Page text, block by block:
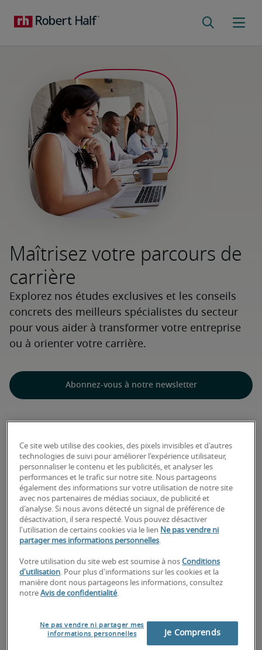
Maîtrisez votre parcours de
carrière
Explorez nos études exclusives et les conseils
concrets des meilleurs spécialistes du secteur
pour vous aider à transformer votre entreprise
ou à orienter votre carrière.
Abonnez-vous à notre newsletter
Découvrez nos études
Guide des salaires 2026
Découvrez une analyse approfondie des
spécialisation dans notre guide des
salaires 2026.
Etude
français,
Ce site web utilise des cookies, des pixels invisibles et d'autres
technologies de suivi pour améliorer l'expérience utilisateur,
personnaliser le contenu et les publicités, et analyser les
performances et le trafic sur notre site. Nous partageons
également des informations sur votre utilisation de notre site
avec nos partenaires de médias sociaux, de publicité et
d'analyse. Si nous avons détecté un signal de préférence de
désactivation, il sera respecté. Vous pouvez désactiver
l'utilisation de certains cookies via le lien Ne pas vendre ni
partager mes informations personnelles.
Votre utilisation du site web est soumise à nosConditions
d'utilisation. Pour plus d'informations sur les cookies et la
manière dont nous partageons les informations, consultez
notreAvis de confidentialité.
Ne pas vendre ni partager mes
informations personnelles
Je Comprends